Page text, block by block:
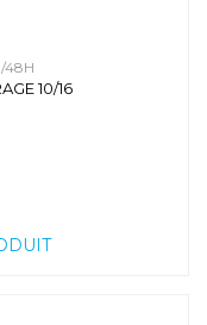
48H
10/16